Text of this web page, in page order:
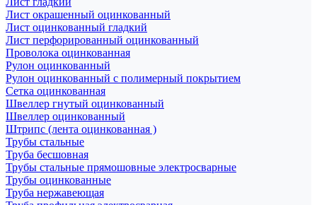
Лист окрашенный оцинкованный
Лист оцинкованный гладкий
Лист перфорированный оцинкованный
Проволока оцинкованная
Рулон оцинкованный
Рулон оцинкованный с полимерный покрытием
Сетка оцинкованная
Швеллер гнутый оцинкованный
Швеллер оцинкованный
Штрипс (лента оцинкованная )
Трубы стальные
Труба бесшовная
Трубы стальные прямошовные электросварные
Трубы оцинкованные
Труба нержавеющая